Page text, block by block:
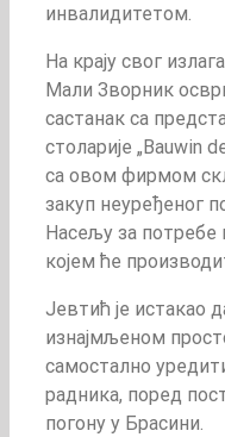
инвалидитетом.
На крају свог
Мали Зворник
састанак са
столарије „Bauwin
са овом фирмом
закуп неуређеног
Насељу за потребе
којем ће
Јевтић је истакао
изнајмљеном
самостално
радника, поред
погону у Брасини.